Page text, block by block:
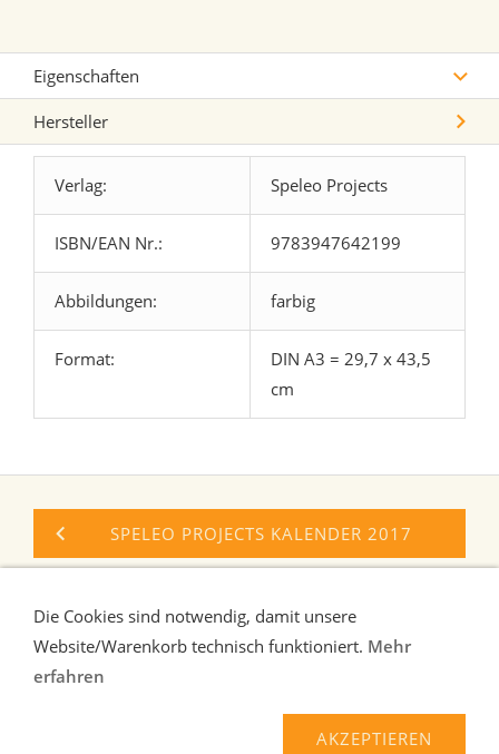
Eigenschaften
Hersteller
Verlag: Speleo Projects
ISBN/EAN Nr.: 9783947642199
Abbildungen: farbig
Format:
DIN A3 = 29,7 x 43,5
cm
SPELEO PROJECTS KALENDER 2017
AGB
Widerrufsrecht
Kontakt/Impressum
Über uns
Die Cookies sind notwendig, damit unsere
Website/Warenkorb technisch funktioniert. Mehr
erfahren
AKZEPTIEREN